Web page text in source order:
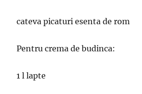
cateva picaturi esenta de rom
Pentru crema de budinca:
1 l lapte